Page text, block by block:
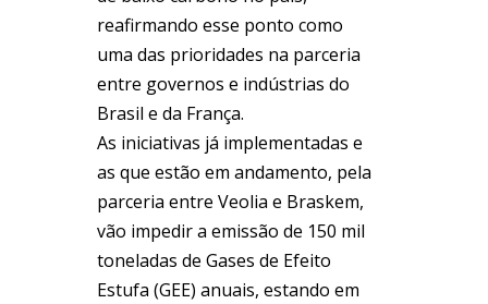
reafirmando esse ponto como
uma das prioridades na parceria
entre governos e indústrias do
Brasil e da França.
As iniciativas já implementadas e
as que estão em andamento, pela
parceria entre Veolia e Braskem,
vão impedir a emissão de 150 mil
toneladas de Gases de Efeito
Estufa (GEE) anuais, estando em